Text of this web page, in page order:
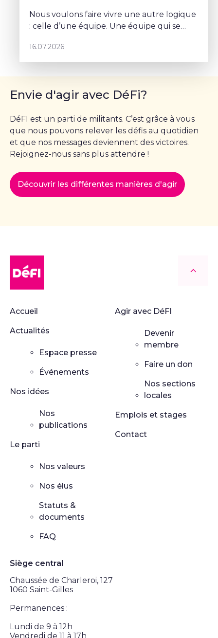
Nous voulons faire vivre une autre logique
: celle d’une équipe. Une équipe qui se
projet commun – Sophie Rohonyi
16.07.2026
Envie d'agir avec DéFi?
DéFI est un parti de militants. C’est grâce à vous
que nous pouvons relever les défis au quotidien
et que nos messages deviennent des victoires.
Rejoignez-nous sans plus attendre !
Découvrir les différentes manières d'agir
Accueil
Actualités
Espace presse
Événements
Nos idées
Nos
publications
Le parti
Nos valeurs
Nos élus
Statuts &
documents
FAQ
Agir avec DéFI
Devenir
membre
Faire un don
Nos sections
locales
Emplois et stages
Contact
Siège central
Chaussée de Charleroi, 127
1060 Saint-Gilles
Permanences :
Lundi de 9 à 12h
Vendredi de 11 à 17h